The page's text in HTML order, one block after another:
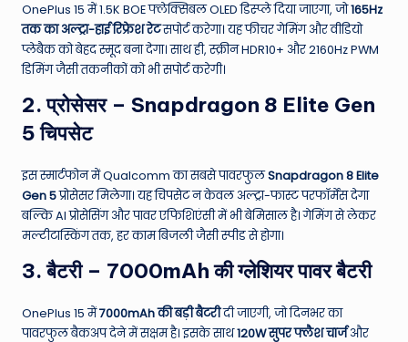
OnePlus 15 में 1.5K BOE फ्लेक्सिबल OLED डिस्प्ले दिया जाएगा, जो165Hz
तक का अल्ट्रा-हाई रिफ्रेश रेटसपोर्ट करेगा। यह फीचर गेमिंग और वीडियो
प्लेबैक को बेहद स्मूद बना देगा। साथ ही, स्क्रीन HDR10+ और 2160Hz PWM
डिमिंग जैसी तकनीकों को भी सपोर्ट करेगी।
2. प्रोसेसर – Snapdragon 8 Elite Gen
5 चिपसेट
इस स्मार्टफोन में Qualcomm का सबसे पावरफुलSnapdragon 8 Elite
Gen 5प्रोसेसर मिलेगा। यह चिपसेट न केवल अल्ट्रा-फास्ट परफॉर्मेंस देगा
बल्कि AI प्रोसेसिंग और पावर एफिशिएंसी में भी बेमिसाल है। गेमिंग से लेकर
मल्टीटास्किंग तक, हर काम बिजली जैसी स्पीड से होगा।
3. बैटरी – 7000mAh की ग्लेशियर पावर बैटरी
OnePlus 15 में7000mAh की बड़ी बैटरीदी जाएगी, जो दिनभर का
पावरफुल बैकअप देने में सक्षम है। इसके साथ120W सुपर फ्लैश चार्जऔर